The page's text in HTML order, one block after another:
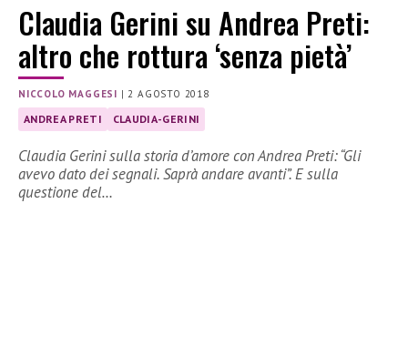
Claudia Gerini su Andrea Preti:
altro che rottura ‘senza pietà’
NICCOLO MAGGESI |2 AGOSTO 2018
ANDREA PRETI CLAUDIA-GERINI
Claudia Gerini sulla storia d’amore con Andrea Preti: “Gli
avevo dato dei segnali. Saprà andare avanti”. E sulla
questione del…